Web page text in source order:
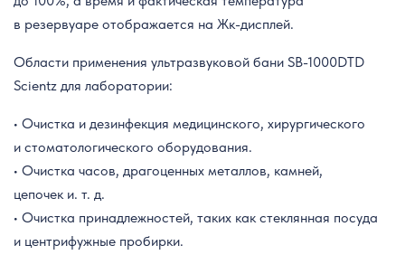
в резервуаре отображается на Жк-дисплей.
Области применения ультразвуковой бани SB-1000DTD
Scientz для лаборатории:
• Очистка и дезинфекция медицинского, хирургического
и стоматологического оборудования.
• Очистка часов, драгоценных металлов, камней,
цепочек и. т. д.
• Очистка принадлежностей, таких как стеклянная посуда
и центрифужные пробирки.